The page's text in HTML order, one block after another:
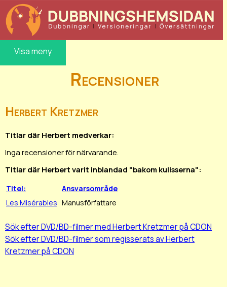
Visa meny
Recensioner
Herbert Kretzmer
Titlar där Herbert medverkar:
Inga recensioner för närvarande.
Titlar där Herbert varit inblandad "bakom kulisserna":
Titel:
Ansvarsområde
Les Misérables Manusförfattare
Sök efter DVD/BD-filmer med Herbert Kretzmer på CDON
Sök efter DVD/BD-filmer som regisserats av Herbert
Kretzmer på CDON